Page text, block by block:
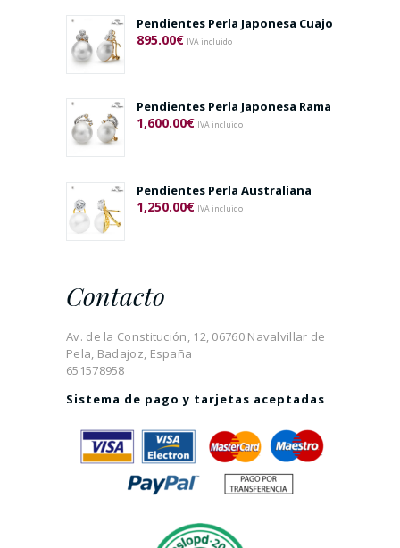
Pendientes Perla Japonesa Cuajo
895.00€ IVA incluido
Pendientes Perla Japonesa Rama
1,600.00€ IVA incluido
Pendientes Perla Australiana
1,250.00€ IVA incluido
Contacto
Av. de la Constitución, 12, 06760 Navalvillar de
Pela, Badajoz, España
651578958
Sistema de pago y tarjetas aceptadas